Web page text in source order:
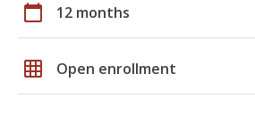
calendar_today 12 months
grid_on Open enrollment